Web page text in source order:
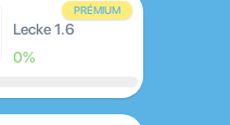
PRÉMIUM
Lecke 1.6
0%